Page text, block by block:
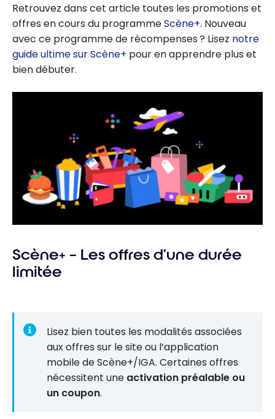
Retrouvez dans cet article toutes les promotions et
offres en cours du programmeScène+. Nouveau
avec ce programme de récompenses ? Lisez notre
guide ultime sur Scène+ pour en apprendre plus et
bien débuter.
Scène+ – Les offres d’une durée
limitée
Lisez bien toutes les modalités associées
aux offres sur le site ou l’application
mobile de Scène+/IGA. Certaines offres
nécessitent une activation préalable ou
un coupon.